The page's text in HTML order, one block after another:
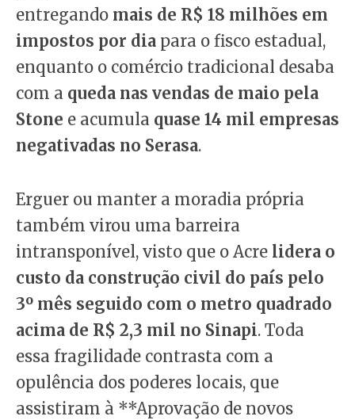
entregando mais de R$ 18 milhões em
impostos por dia para o fisco estadual,
enquanto o comércio tradicional desaba
com a queda nas vendas de maio pela
Stone e acumula quase 14 mil empresas
negativadas no Serasa.
Erguer ou manter a moradia própria
também virou uma barreira
intransponível, visto que o Acre lidera o
custo da construção civil do país pelo
3º mês seguido com o metro quadrado
acima de R$ 2,3 mil no Sinapi. Toda
essa fragilidade contrasta com a
opulência dos poderes locais, que
assistiram à **Aprovação de novos